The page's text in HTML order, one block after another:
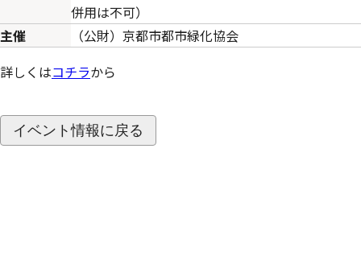
併用は不可）
主催
（公財）京都市都市緑化協会
詳しくはコチラから
イベント情報に戻る